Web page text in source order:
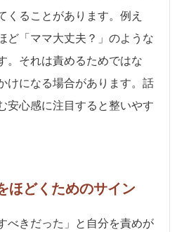
くることがあります。例え
ど「ママ大丈夫？」のような
。それは責めるためではな
けになる場合があります。話
安心感に注目すると整いやす
ほどくためのサイン
べきだった」と自分を責めが